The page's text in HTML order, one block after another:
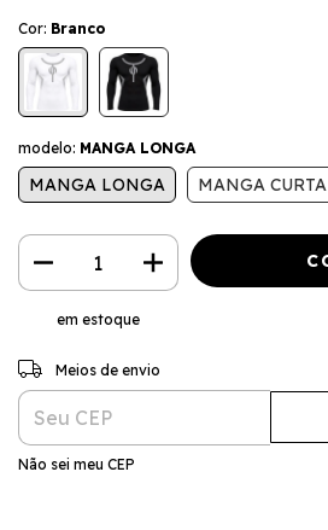
Cor: Branco
modelo: MANGA LONGA
MANGA LONGA MANGA CURTA
em estoque
Entregas para o CEP:
Meios de envio
Não sei meu CEP